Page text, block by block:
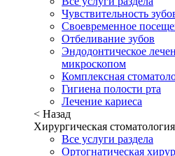
Чувствительность
Своевременное
Отбеливание зубов
Эндодонтическое
микроскопом
Комплексная
Гигиена полости рта
Лечение кариеса
< Назад
Хирургическая стоматология
Все услуги раздела
Ортогнатическая